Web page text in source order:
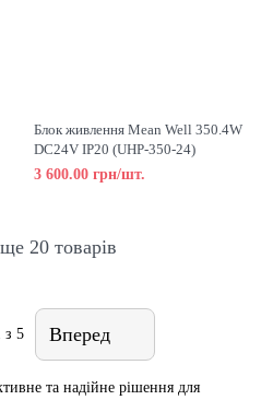
Блок живлення Mean Well 350.4W
DC24V IP20 (UHP-350-24)
3 600.00 грн/шт.
20 товарів
з 5 Вперед
та надійне рішення для